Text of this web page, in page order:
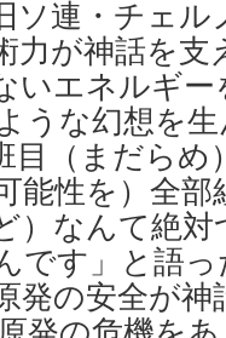
ソ連・チェ
力が神話を
いエネルギ
うな幻想を
目（まだらめ
能性を）全
）なんて絶
です」と語
発の安全が